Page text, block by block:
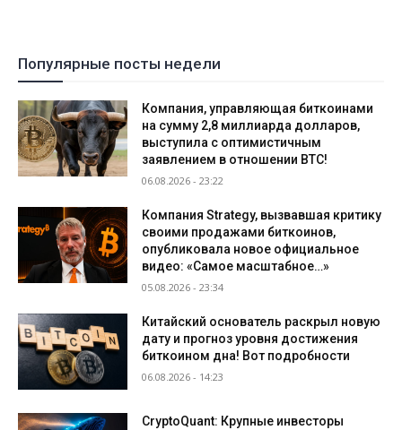
Популярные посты недели
Компания, управляющая биткоинами
на сумму 2,8 миллиарда долларов,
выступила с оптимистичным
заявлением в отношении BTC!
06.08.2026 - 23:22
Компания Strategy, вызвавшая критику
своими продажами биткоинов,
опубликовала новое официальное
видео: «Самое масштабное…»
05.08.2026 - 23:34
Китайский основатель раскрыл новую
дату и прогноз уровня достижения
биткоином дна! Вот подробности
06.08.2026 - 14:23
CryptoQuant: Крупные инвесторы